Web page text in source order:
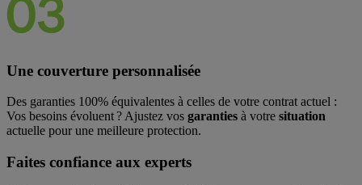
Une couverture personnalisée
Des garanties 100% équivalentes à celles de votre contrat actuel :
Vos besoins évoluent ? Ajustez vos garanties à votre situation
actuelle pour une meilleure protection.
Faites confiance aux experts